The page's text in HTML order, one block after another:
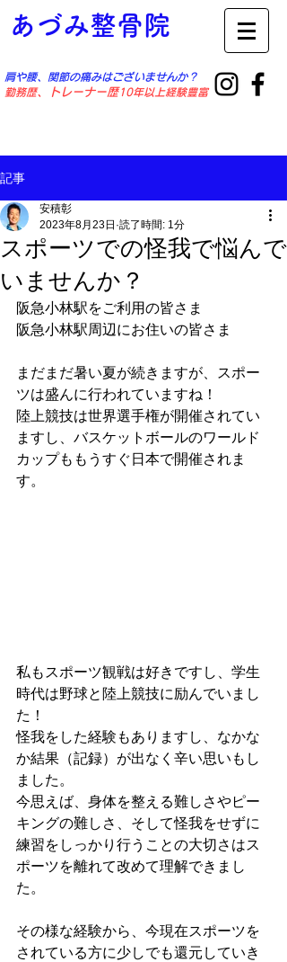
あづみ整骨院
肩や腰、関節の痛みはございませんか？
勤務歴​、トレーナー歴10年以上経験豊富
記事
スポーツでの怪我で悩んで
いませんか？
安積彰
2023年8月23日 読了時間: 1分
阪急小林駅をご利用の皆さま
阪急小林駅周辺にお住いの皆さま
まだまだ暑い夏が続きますが、スポー
ツは盛んに行われていますね！
陸上競技は世界選手権が開催されてい
ますし、バスケットボールのワールド
カップももうすぐ日本で開催されま
す。
私もスポーツ観戦は好きですし、学生
時代は野球と陸上競技に励んでいまし
た！
怪我をした経験もありますし、なかな
か結果（記録）が出なく辛い思いもし
ました。
今思えば、身体を整える難しさやピー
キングの難しさ、そして怪我をせずに
練習をしっかり行うことの大切さはス
ポーツを離れて改めて理解できまし
た。
その様な経験から、今現在スポーツを
されている方に少しでも還元していき